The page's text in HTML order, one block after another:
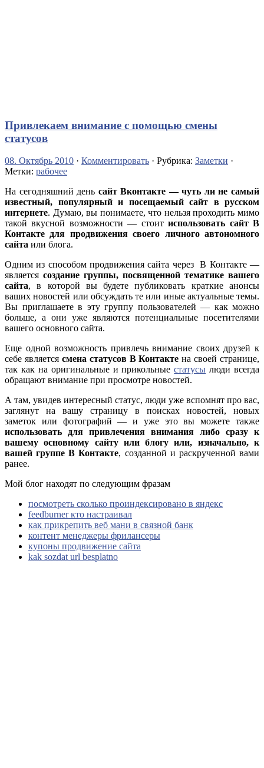
Привлекаем внимание с помощью смены
статусов
08. Октябрь 2010 · Комментировать · Рубрика: Заметки ·
Метки: рабочее
На сегодняшний день сайт Вконтакте — чуть ли не самый
известный, популярный и посещаемый сайт в русском
интернете. Думаю, вы понимаете, что нельзя проходить мимо
такой вкусной возможности — стоитиспользовать сайт В
Контакте для продвижения своего личного автономного
сайта или блога.
Одним из способом продвижения сайта через В Контакте —
является создание группы, посвященной тематике вашего
сайта, в которой вы будете публиковать краткие анонсы
ваших новостей или обсуждать те или иные актуальные темы.
Вы приглашаете в эту группу пользователей — как можно
больше, а они уже являются потенциальные посетителями
вашего основного сайта.
Еще одной возможность привлечь внимание своих друзей к
себе являетсясмена статусов В Контакте на своей странице,
так как на оригинальные и прикольныестатусы люди всегда
обращают внимание при просмотре новостей.
А там, увидев интересный статус, люди уже вспомнят про вас,
заглянут на вашу страницу в поисках новостей, новых
заметок или фотографий — и уже это вы можете также
использовать для привлечения внимания либо сразу к
вашему основному сайту или блогу или, изначально, к
вашей группе В Контакте, созданной и раскрученной вами
ранее.
Мой блог находят по следующим фразам
посмотреть сколько проиндексировано в яндекс
feedburner кто настраивал
как прикрепить веб мани в связной банк
контент менеджеры фрилансеры
купоны продвижение сайта
kak sozdat url besplatno